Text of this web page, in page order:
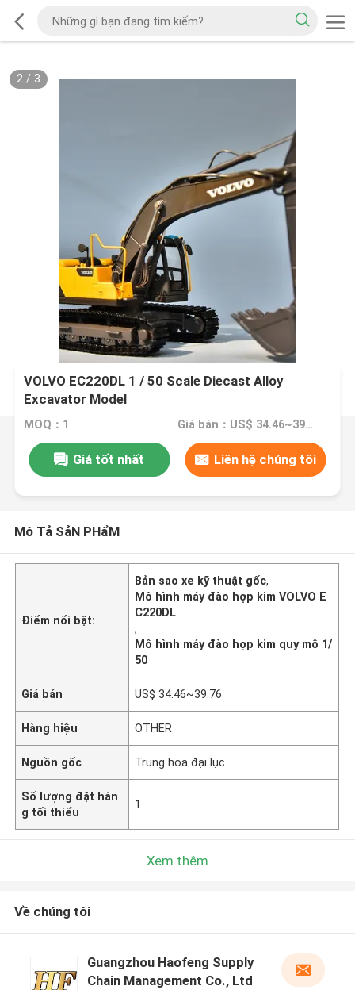
2/ 3
VOLVO EC220DL 1 / 50 Scale Diecast Alloy
Excavator Model
MOQ：1 Giá bán：US$ 34.46~39.76
Giá tốt nhất Liên hệ chúng tôi
Mô Tả SảN PHẩM
Điểm nổi bật:
Bản sao xe kỹ thuật gốc,
Mô hình máy đào hợp kim VOLVO E
C220DL
,
Mô hình máy đào hợp kim quy mô 1/
50
Giá bán US$ 34.46~39.76
Hàng hiệu OTHER
Nguồn gốc Trung hoa đại lục
Số lượng đặt hàn
g tối thiểu
1
Xem thêm
Về chúng tôi
Guangzhou Haofeng Supply
Chain Management Co., Ltd